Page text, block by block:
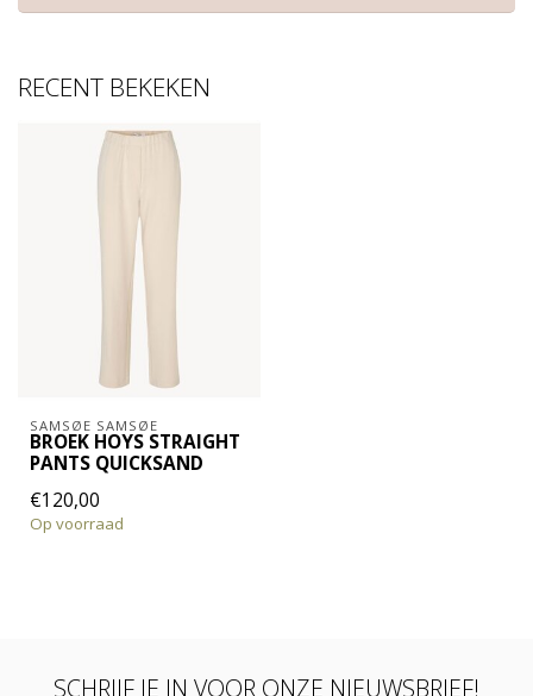
RECENT BEKEKEN
SAMSØE SAMSØE
BROEK HOYS STRAIGHT
PANTS QUICKSAND
€120,00
Op voorraad
SCHRIJF JE IN VOOR ONZE NIEUWSBRIEF!